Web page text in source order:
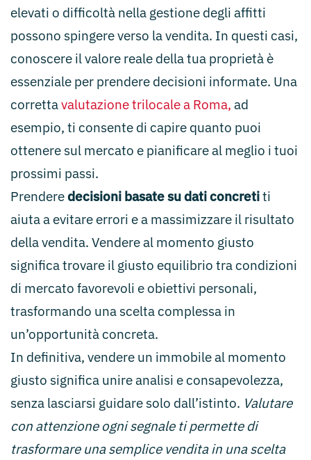
elevati o difficoltà nella gestione degli affitti
possono spingere verso la vendita. In questi casi,
conoscere il valore reale della tua proprietà è
essenziale per prendere decisioni informate. Una
correttavalutazione trilocale a Roma, ad
esempio, ti consente di capire quanto puoi
ottenere sul mercato e pianificare al meglio i tuoi
prossimi passi.
Prendere decisioni basate su dati concretiti
aiuta a evitare errori e a massimizzare il risultato
della vendita. Vendere al momento giusto
significa trovare il giusto equilibrio tra condizioni
di mercato favorevoli e obiettivi personali,
trasformando una scelta complessa in
un’opportunità concreta.
In definitiva, vendere un immobile al momento
giusto significa unire analisi e consapevolezza,
senza lasciarsi guidare solo dall’istinto. Valutare
con attenzione ogni segnale ti permette di
trasformare una semplice vendita in una scelta